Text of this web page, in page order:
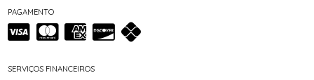
PAGAMENTO
SERVIÇOS FINANCEIROS